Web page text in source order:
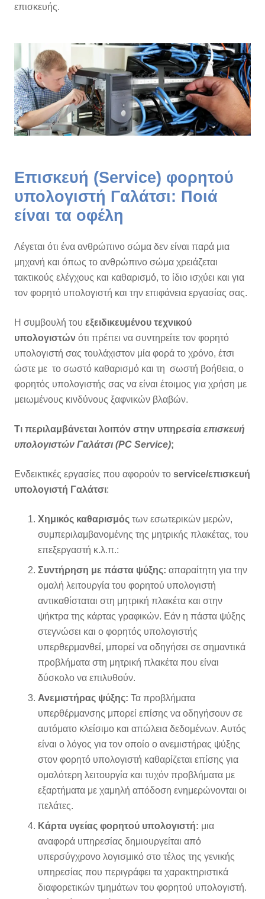
επισκευής.
Επισκευή (Service) φορητού
υπολογιστή Γαλάτσι: Ποιά
είναι τα οφέλη
Λέγεται ότι ένα ανθρώπινο σώμα δεν είναι παρά μια
μηχανή και όπως το ανθρώπινο σώμα χρειάζεται
τακτικούς ελέγχους και καθαρισμό, το ίδιο ισχύει και για
τον φορητό υπολογιστή και την επιφάνεια εργασίας σας.
Η συμβουλή του εξειδικευμένου τεχνικού
υπολογιστών ότι πρέπει να συντηρείτε τον φορητό
υπολογιστή σας τουλάχιστον μία φορά το χρόνο, έτσι
ώστε με το σωστό καθαρισμό και τη σωστή βοήθεια, ο
φορητός υπολογιστής σας να είναι έτοιμος για χρήση με
μειωμένους κινδύνους ξαφνικών βλαβών.
Τι περιλαμβάνεται λοιπόν στην υπηρεσία επισκευή
υπολογιστών Γαλάτσι (PC Service);
Ενδεικτικές εργασίες που αφορούν το service/επισκευή
υπολογιστή Γαλάτσι:
Χημικός καθαρισμός των εσωτερικών μερών,
συμπεριλαμβανομένης της μητρικής πλακέτας, του
επεξεργαστή κ.λ.π.:
Συντήρηση με πάστα ψύξης: απαραίτητη για την
ομαλή λειτουργία του φορητού υπολογιστή
αντικαθίσταται στη μητρική πλακέτα και στην
ψήκτρα της κάρτας γραφικών. Εάν η πάστα ψύξης
στεγνώσει και ο φορητός υπολογιστής
υπερθερμανθεί, μπορεί να οδηγήσει σε σημαντικά
προβλήματα στη μητρική πλακέτα που είναι
δύσκολο να επιλυθούν.
Ανεμιστήρας ψύξης: Τα προβλήματα
υπερθέρμανσης μπορεί επίσης να οδηγήσουν σε
αυτόματο κλείσιμο και απώλεια δεδομένων. Αυτός
είναι ο λόγος για τον οποίο ο ανεμιστήρας ψύξης
στον φορητό υπολογιστή καθαρίζεται επίσης για
ομαλότερη λειτουργία και τυχόν προβλήματα με
εξαρτήματα με χαμηλή απόδοση ενημερώνονται οι
πελάτες.
Κάρτα υγείας φορητού υπολογιστή: μια
αναφορά υπηρεσίας δημιουργείται από
υπερσύγχρονο λογισμικό στο τέλος της γενικής
υπηρεσίας που περιγράφει τα χαρακτηριστικά
διαφορετικών τμημάτων του φορητού υπολογιστή.